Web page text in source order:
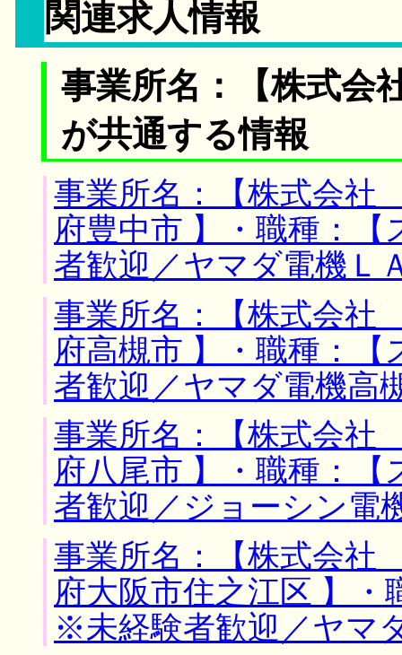
関連求人情報
事業所名：【株式
が共通する情報
事業所名：【株式会
府豊中市 】・職種：
者歓迎／ヤマダ電機Ｌ
事業所名：【株式会
府高槻市 】・職種：
者歓迎／ヤマダ電機高
事業所名：【株式会
府八尾市 】・職種：
者歓迎／ジョーシン電
事業所名：【株式会
府大阪市住之江区 】
※未経験者歓迎／ヤマ